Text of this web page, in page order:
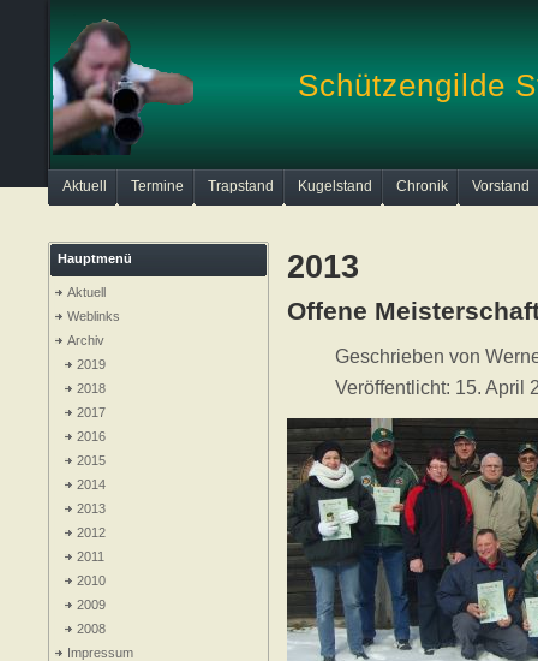
Schützengilde
Aktuell Termine Trapstand Kugelstand Chronik Vorstand
Hauptmenü
Aktuell
Weblinks
Archiv
2019
2018
2017
2016
2015
2014
2013
2012
2011
2010
2009
2008
Impressum
2013
Offene
Geschrieben von
Veröffentlicht: 15. April